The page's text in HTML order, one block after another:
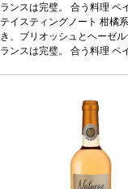
ランスは完璧。 合う料理 ペ
ノワール、グルナッシュ・
テイスティングノート 柑橘
き、ブリオッシュとヘーゼ
ランスは完璧。 合う料理 ペ